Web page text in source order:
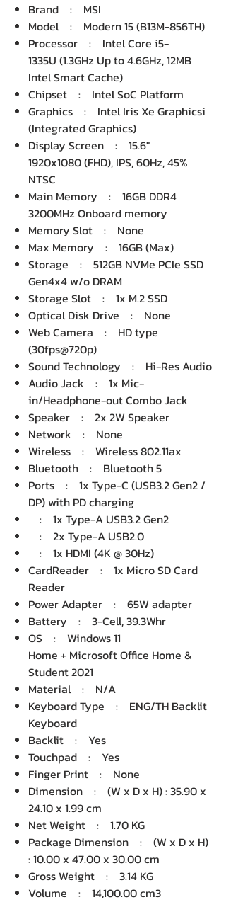
Brand : MSI
Model : Modern 15 (B13M-856TH)
Processor : Intel Core i5-
1335U (1.3GHz Up to 4.6GHz, 12MB
Intel Smart Cache)
Chipset : Intel SoC Platform
Graphics : Intel Iris Xe Graphicsi
(Integrated Graphics)
Display Screen : 15.6"
1920x1080 (FHD), IPS, 60Hz, 45%
NTSC
Main Memory : 16GB DDR4
3200MHz Onboard memory
Memory Slot : None
Max Memory : 16GB (Max)
Storage : 512GB NVMe PCIe SSD
Gen4x4 w/o DRAM
Storage Slot : 1x M.2 SSD
Optical Disk Drive : None
Web Camera : HD type
(30fps@720p)
Sound Technology : Hi-Res Audio
Audio Jack : 1x Mic-
in/Headphone-out Combo Jack
Speaker : 2x 2W Speaker
Network : None
Wireless : Wireless 802.11ax
Bluetooth : Bluetooth 5
Ports : 1x Type-C (USB3.2 Gen2 /
DP) with PD charging
: 1x Type-A USB3.2 Gen2
: 2x Type-A USB2.0
: 1x HDMI (4K @ 30Hz)
CardReader : 1x Micro SD Card
Reader
Power Adapter : 65W adapter
Battery : 3-Cell, 39.3Whr
OS : Windows 11
Home + Microsoft Office Home &
Student 2021
Material : N/A
Keyboard Type : ENG/TH Backlit
Keyboard
Backlit : Yes
Touchpad : Yes
Finger Print : None
Dimension : (W x D x H) : 35.90 x
24.10 x 1.99 cm
Net Weight : 1.70 KG
Package Dimension : (W x D x H)
: 10.00 x 47.00 x 30.00 cm
Gross Weight : 3.14 KG
Volume : 14,100.00 cm3